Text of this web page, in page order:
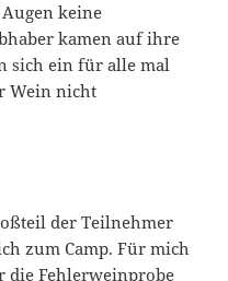
keine
kamen auf ihre
sich ein für alle mal
Wein nicht
der Teilnehmer
zum Camp. Für mich
die Fehlerweinprobe